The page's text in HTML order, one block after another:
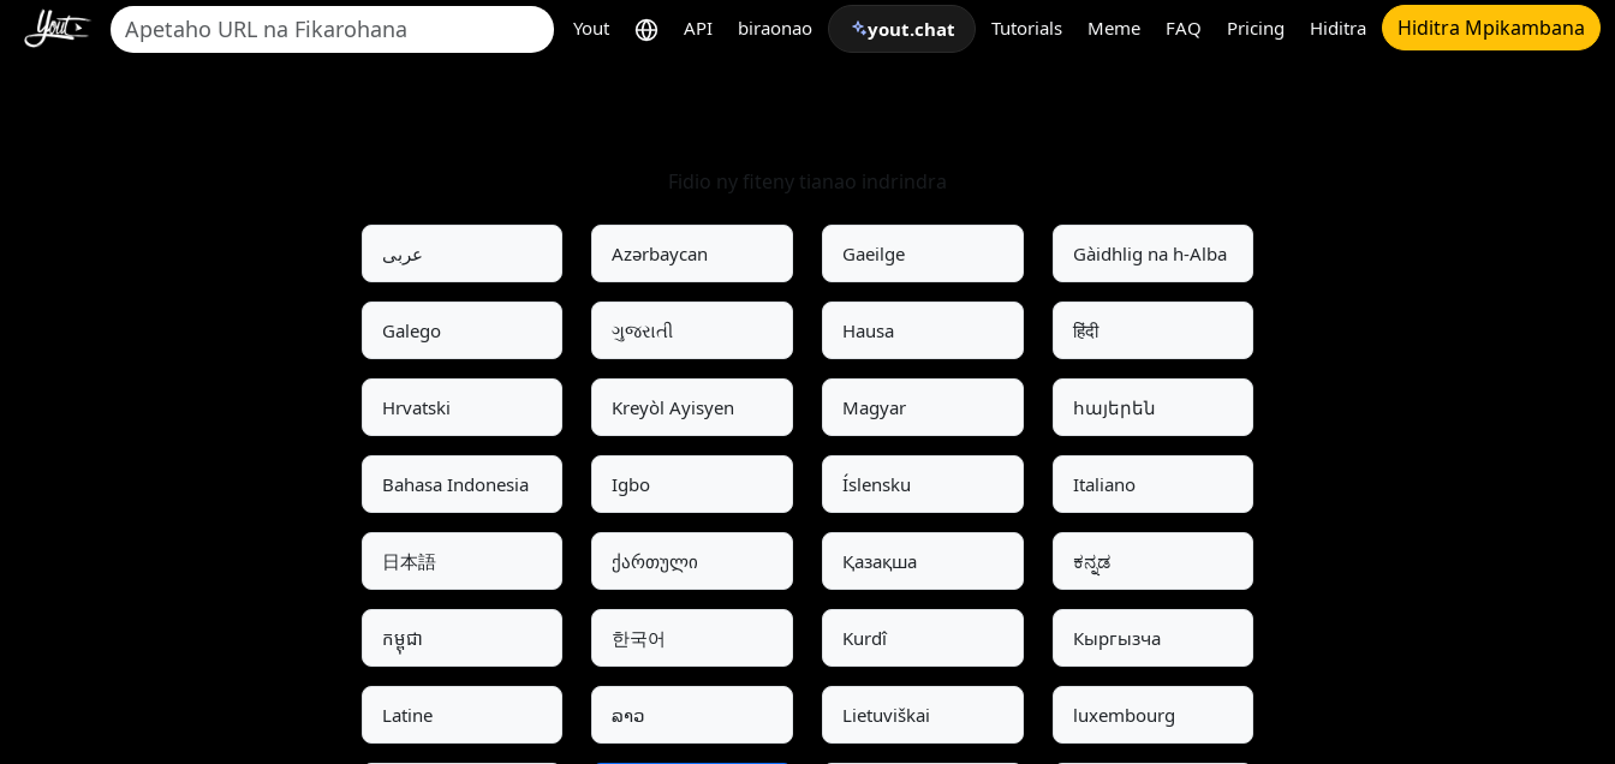
Yout API biraonao yout.chat Tutorials Meme FAQ Pricing Hiditra Hiditra Mpikambana
Fidio ny fiteny tianao indrindra
عربى Azərbaycan Gaeilge Gàidhlig na h-Alba
Galego ગુજરાતી Hausa हिंदी
Hrvatski Kreyòl Ayisyen Magyar հայերեն
Bahasa Indonesia Igbo Íslensku Italiano
日本語 ქართული Қазақша ಕನ್ನಡ
កម្ពុជា 한국어 Kurdî Кыргызча
Latine ລາວ Lietuviškai luxembourg